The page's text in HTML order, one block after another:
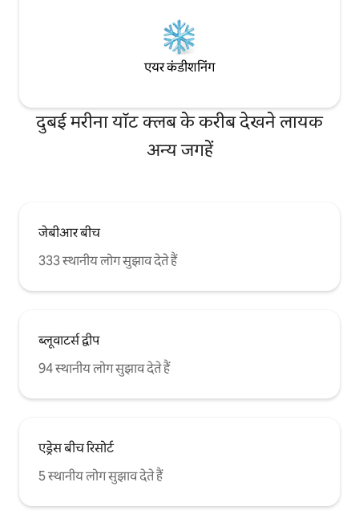
एयर कंडीशनिंग
दुबई मरीना यॉट क्लब के करीब देखने लायक
अन्य जगहें
जेबीआर बीच
333 स्थानीय लोग सुझाव देते हैं
ब्लूवाटर्स द्वीप
94 स्थानीय लोग सुझाव देते हैं
एड्रेस बीच रिसोर्ट
5 स्थानीय लोग सुझाव देते हैं